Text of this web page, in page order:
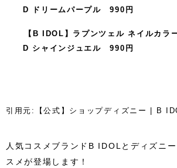
D ドリームパープル 990円
【B IDOL】ラプンツェル ネイルカラ
D シャインジュエル 990円
引用元:【公式】ショップディズニー | B
人気コスメブランドB IDOLとディズニ
スメが登場します！